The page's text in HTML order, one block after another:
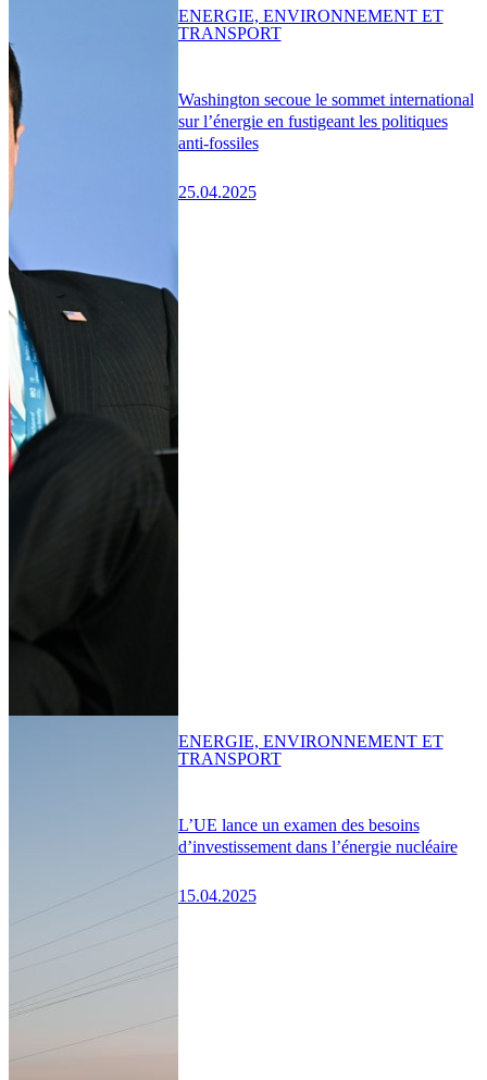
Washington secoue le sommet international
sur l’énergie en fustigeant les politiques
anti-fossiles
25.04.2025
ENERGIE, ENVIRONNEMENT ET
TRANSPORT
L’UE lance un examen des besoins
d’investissement dans l’énergie nucléaire
15.04.2025
ENERGIE, ENVIRONNEMENT ET
TRANSPORT